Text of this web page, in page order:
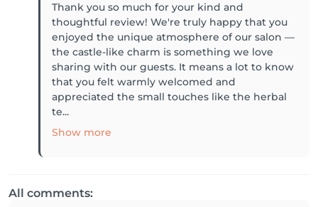
Thank you so much for your kind and
thoughtful review! We're truly happy that you
enjoyed the unique atmosphere of our salon —
the castle-like charm is something we love
sharing with our guests. It means a lot to know
that you felt warmly welcomed and
appreciated the small touches like the herbal
te...
Show more
All comments: